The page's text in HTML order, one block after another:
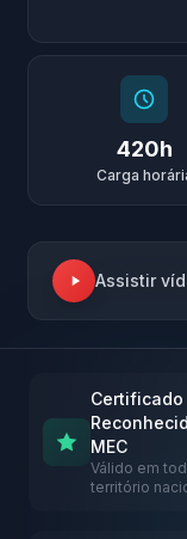
420h
Carga
Assistir
Certificado
MEC
Válido em
território